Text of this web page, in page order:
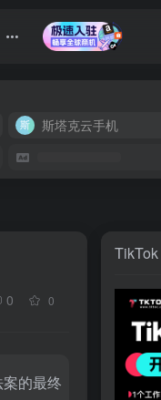
斯塔克云手机
0 0
的最终